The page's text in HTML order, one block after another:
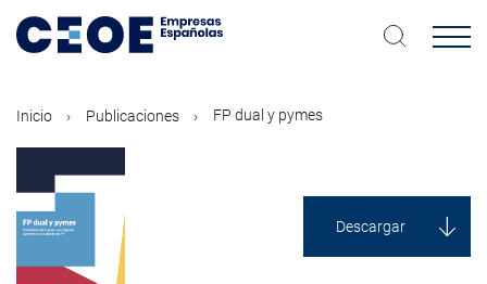
contenido
Inicio Publicaciones FP dual y pymes
Descargar